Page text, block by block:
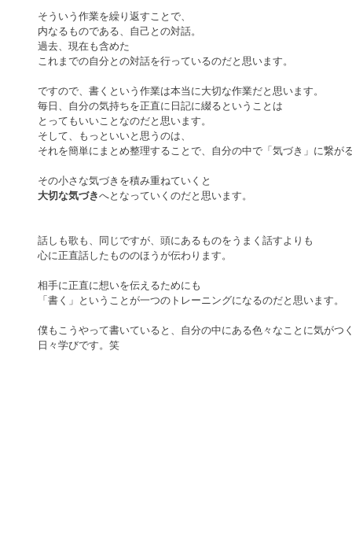
そういう作業を繰り返すことで、
内なるものである、自己との対話。
過去、現在も含めた
これまでの自分との対話を行っているのだと思います。
ですので、書くという作業は本当に大切な作業だと思います。
毎日、自分の気持ちを正直に日記に綴るということは
とってもいいことなのだと思います。
そして、もっといいと思うのは、
それを簡単にまとめ整理することで、自分の中で「気づき」に繋が
その小さな気づきを積み重ねていくと
大切な気づきへとなっていくのだと思います。
話しも歌も、同じですが、頭にあるものをうまく話すよりも
心に正直話したもののほうが伝わります。
相手に正直に想いを伝えるためにも
「書く」ということが一つのトレーニングになるのだと思います。
僕もこうやって書いていると、自分の中にある色々なことに気がつ
日々学びです。笑